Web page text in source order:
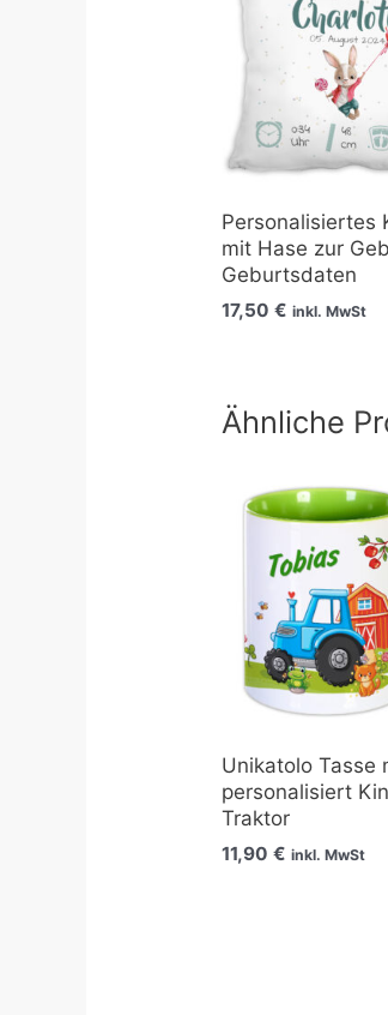
Personalisiertes
mit Hase zur
Geburtsdaten
17,50€ inkl. MwSt
Ähnliche
Unikatolo Tasse
personalisiert
Traktor
11,90€ inkl. MwSt